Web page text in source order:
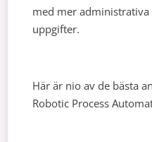
med mer
uppgifter.
Här är nio av de bästa
Robotic Process